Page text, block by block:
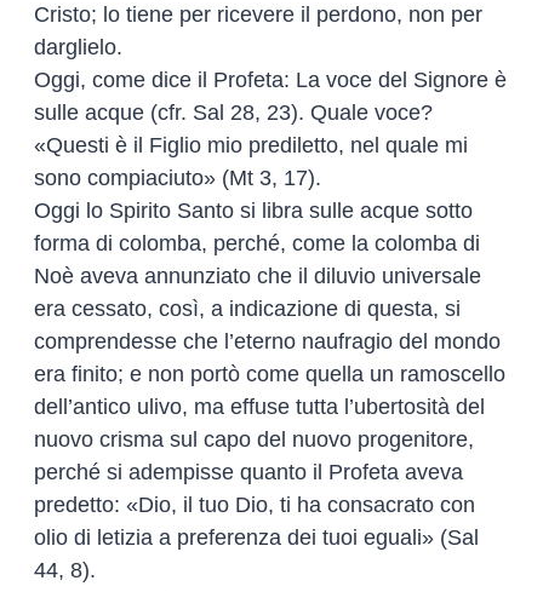
Cristo; lo tiene per ricevere il perdono, non per
darglielo.
Oggi, come dice il Profeta: La voce del Signore è
sulle acque (cfr. Sal 28, 23). Quale voce?
«Questi è il Figlio mio prediletto, nel quale mi
sono compiaciuto» (Mt 3, 17).
Oggi lo Spirito Santo si libra sulle acque sotto
forma di colomba, perché, come la colomba di
Noè aveva annunziato che il diluvio universale
era cessato, così, a indicazione di questa, si
comprendesse che l’eterno naufragio del mondo
era finito; e non portò come quella un ramoscello
dell’antico ulivo, ma effuse tutta l’ubertosità del
nuovo crisma sul capo del nuovo progenitore,
perché si adempisse quanto il Profeta aveva
predetto: «Dio, il tuo Dio, ti ha consacrato con
olio di letizia a preferenza dei tuoi eguali» (Sal
44, 8).